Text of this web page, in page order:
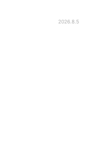
2026.8.5